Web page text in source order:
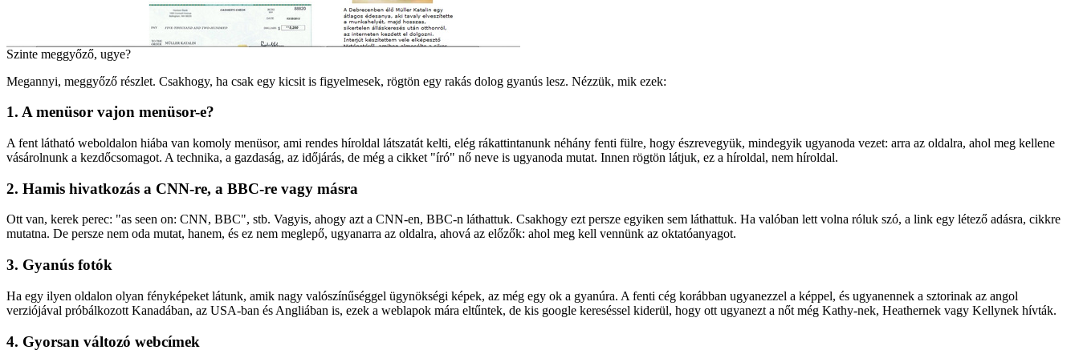
Szinte meggyőző, ugye?
Megannyi, meggyőző részlet. Csakhogy, ha csak egy kicsit is figyelmesek, rögtön egy rakás dolog gyanús lesz. Nézzük, mik ezek:
1. A menüsor vajon menüsor-e?
A fent látható weboldalon hiába van komoly menüsor, ami rendes híroldal látszatát kelti, elég rákattintanunk néhány fenti fülre, hogy észrevegyük, mindegyik ugyanoda vezet: arra az oldalra, ahol meg kellene
vásárolnunk a kezdőcsomagot. A technika, a gazdaság, az időjárás, de még a cikket "író" nő neve is ugyanoda mutat. Innen rögtön látjuk, ez a híroldal, nem híroldal.
2. Hamis hivatkozás a CNN-re, a BBC-re vagy másra
Ott van, kerek perec: "as seen on: CNN, BBC", stb. Vagyis, ahogy azt a CNN-en, BBC-n láthattuk. Csakhogy ezt persze egyiken sem láthattuk. Ha valóban lett volna róluk szó, a link egy létező adásra, cikkre
mutatna. De persze nem oda mutat, hanem, és ez nem meglepő, ugyanarra az oldalra, ahová az előzők: ahol meg kell vennünk az oktatóanyagot.
3. Gyanús fotók
Ha egy ilyen oldalon olyan fényképeket látunk, amik nagy valószínűséggel ügynökségi képek, az még egy ok a gyanúra. A fenti cég korábban ugyanezzel a képpel, és ugyanennek a sztorinak az angol
verziójával próbálkozott Kanadában, az USA-ban és Angliában is, ezek a weblapok mára eltűntek, de kis google kereséssel kiderül, hogy ott ugyanezt a nőt még Kathy-nek, Heathernek vagy Kellynek hívták.
4. Gyorsan változó webcímek